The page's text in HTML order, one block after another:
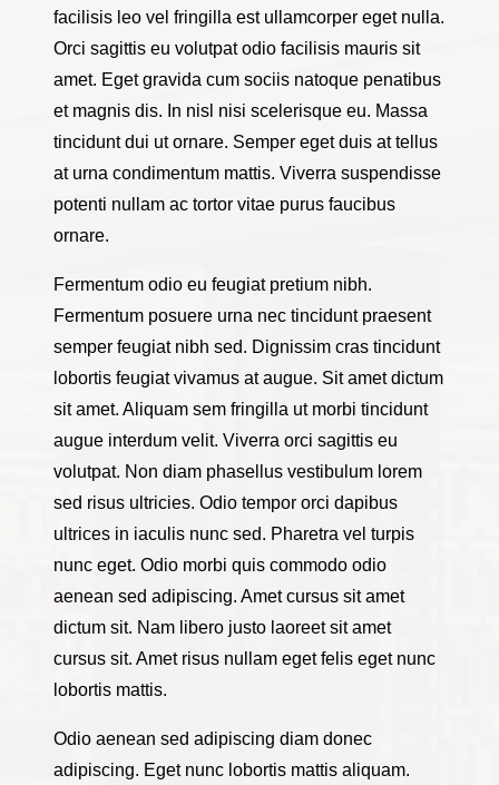
facilisis leo vel fringilla est ullamcorper eget nulla.
Orci sagittis eu volutpat odio facilisis mauris sit
amet. Eget gravida cum sociis natoque penatibus
et magnis dis. In nisl nisi scelerisque eu. Massa
tincidunt dui ut ornare. Semper eget duis at tellus
at urna condimentum mattis. Viverra suspendisse
potenti nullam ac tortor vitae purus faucibus
ornare.
Fermentum odio eu feugiat pretium nibh.
Fermentum posuere urna nec tincidunt praesent
semper feugiat nibh sed. Dignissim cras tincidunt
lobortis feugiat vivamus at augue. Sit amet dictum
sit amet. Aliquam sem fringilla ut morbi tincidunt
augue interdum velit. Viverra orci sagittis eu
volutpat. Non diam phasellus vestibulum lorem
sed risus ultricies. Odio tempor orci dapibus
ultrices in iaculis nunc sed. Pharetra vel turpis
nunc eget. Odio morbi quis commodo odio
aenean sed adipiscing. Amet cursus sit amet
dictum sit. Nam libero justo laoreet sit amet
cursus sit. Amet risus nullam eget felis eget nunc
lobortis mattis.
Odio aenean sed adipiscing diam donec
adipiscing. Eget nunc lobortis mattis aliquam.